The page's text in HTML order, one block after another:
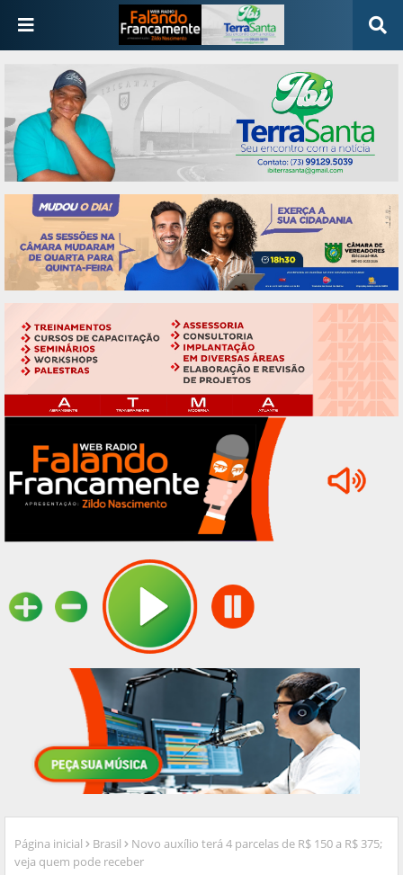
Página inicial Brasil
Novo auxílio terá 4 parcelas de R$ 150 a R$ 375;
veja quem pode receber